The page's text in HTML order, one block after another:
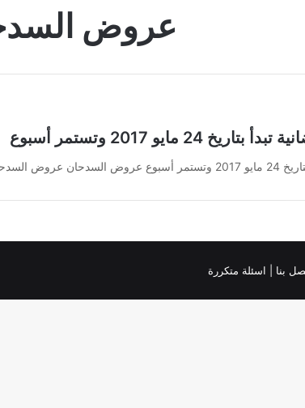
عروض
مايو 2017 وتستمر أسبوع
24 مايو 2017…
بنا | اسئلة متكررة